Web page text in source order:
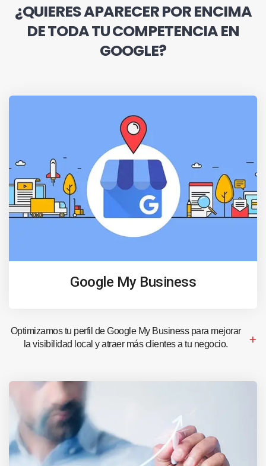
¿QUIERES APARECER POR ENCIMA
DE TODA TU COMPETENCIA EN
GOOGLE?
Google My Business
Optimizamos tu perfil de Google My Business para mejorar
la visibilidad local y atraer más clientes a tu negocio.